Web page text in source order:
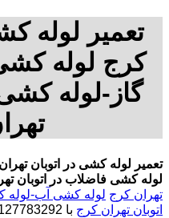
تعمیر لوله
کرج لوله
گاز-لوله
تعمیر لوله کشی در اتوبان
لوله کشی فاضلاب در اتوبان
تهران کرج لوله کشی آب-لوله
اتوبان تهران کرج با 09127783292-آقای افراسیابی